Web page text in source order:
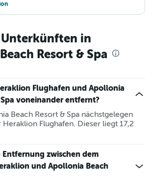
Unterkünften in
Resort & Spa
Flughafen und Apollonia
Spa voneinander entfernt?
Beach Resort & Spa nächstgelegen
Heraklion Flughafen. Dieser liegt 17,2
zwischen dem
und Apollonia Beach